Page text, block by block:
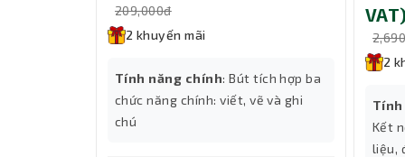
209,000đ
2 khuyến mãi
Tính năng chính: Bút tích hợp ba
chức năng chính: viết, vẽ và ghi
chú
VAT)
2
Kết
liệu,